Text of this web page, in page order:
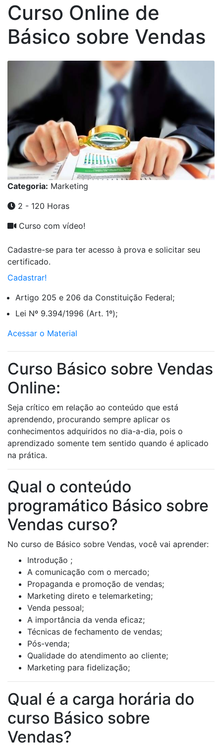
Curso Online de
Básico sobre Vendas
Categoria: Marketing
2 - 120 Horas
Curso com vídeo!
Cadastre-se para ter acesso à prova e solicitar seu
certificado.
Cadastrar!
Artigo 205 e 206 da Constituição Federal;
Lei Nº 9.394/1996 (Art. 1º);
Acessar o Material
Curso Básico sobre Vendas
Online:
Seja crítico em relação ao conteúdo que está
aprendendo, procurando sempre aplicar os
conhecimentos adquiridos no dia-a-dia, pois o
aprendizado somente tem sentido quando é aplicado
na prática.
Qual o conteúdo
programático Básico sobre
Vendas curso?
No curso de Básico sobre Vendas, você vai aprender:
Introdução ;
A comunicação com o mercado;
Propaganda e promoção de vendas;
Marketing direto e telemarketing;
Venda pessoal;
A importância da venda eficaz;
Técnicas de fechamento de vendas;
Pós-venda;
Qualidade do atendimento ao cliente;
Marketing para fidelização;
Qual é a carga horária do
curso Básico sobre
Vendas?